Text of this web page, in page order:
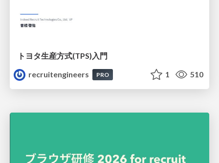
トヨタ⽣産⽅式(TPS)⼊⾨
recruitengineers
PRO 1 510